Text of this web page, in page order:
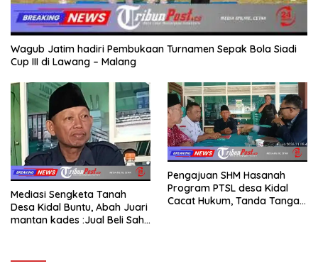
Wagub Jatim hadiri Pembukaan Turnamen Sepak Bola Siadi
Cup III di Lawang – Malang
Mediasi Sengketa Tanah
Desa Kidal Buntu, Abah Juari
mantan kades :Jual Beli Sah,
Membatalkan Hak Warga.
Pengajuan SHM Hasanah
Program PTSL desa Kidal
Cacat Hukum, Tanda Tangan